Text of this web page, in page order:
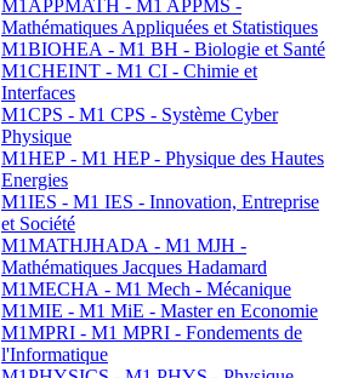
M1APPMATH - M1 APPMS -
Mathématiques Appliquées et Statistiques
M1BIOHEA - M1 BH - Biologie et Santé
M1CHEINT - M1 CI - Chimie et
Interfaces
M1CPS - M1 CPS - Système Cyber
Physique
M1HEP - M1 HEP - Physique des Hautes
Energies
M1IES - M1 IES - Innovation, Entreprise
et Société
M1MATHJHADA - M1 MJH -
Mathématiques Jacques Hadamard
M1MECHA - M1 Mech - Mécanique
M1MIE - M1 MiE - Master en Economie
M1MPRI - M1 MPRI - Fondements de
l'Informatique